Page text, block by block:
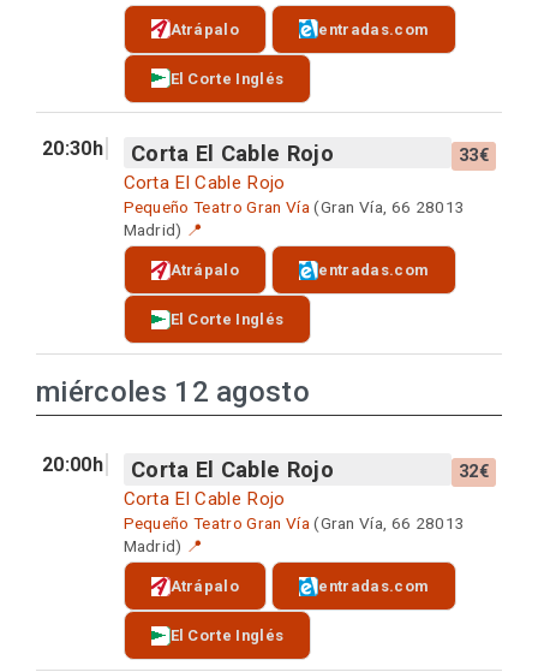
Atrápalo entradas.com
El Corte Inglés
20:30h Corta El Cable Rojo 33€
Corta El Cable Rojo
Pequeño Teatro Gran Vía (Gran Vía, 66 28013
Madrid) 📍
Atrápalo entradas.com
El Corte Inglés
miércoles 12 agosto
20:00h Corta El Cable Rojo 32€
Corta El Cable Rojo
Pequeño Teatro Gran Vía (Gran Vía, 66 28013
Madrid) 📍
Atrápalo entradas.com
El Corte Inglés